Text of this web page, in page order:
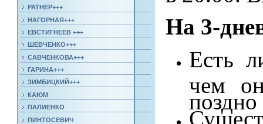
РАТНЕР+++
НАГОРНАЯ+++
ЕВСТИГНЕЕВ +++
ШЕВЧЕНКО+++
САВЧЕНКОВА+++
ГАРИНА+++
ЗИМБИЦКИЙ+++
КАЮМ
ПАЛИЕНКО
ПИНТОСЕВИЧ
На 3-
Есть
чем
поздно